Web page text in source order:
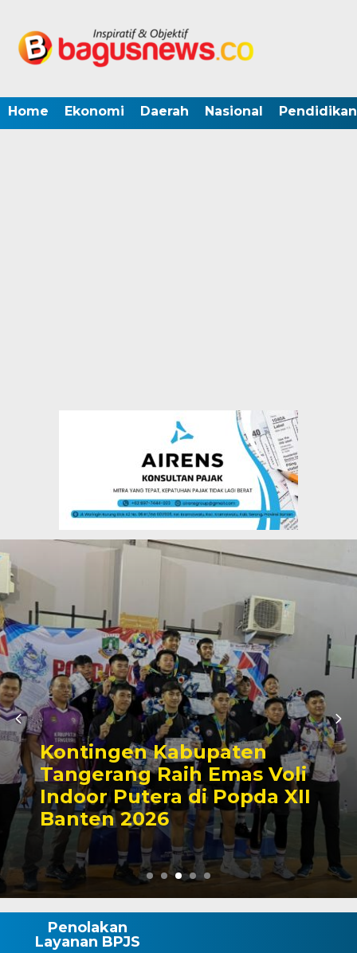
Home Ekonomi Daerah Nasional Pendidikan
Kontingen Kabupaten
Tangerang Raih Emas Voli
Indoor Putera di Popda XII
Banten 2026
Penolakan
Layanan BPJS